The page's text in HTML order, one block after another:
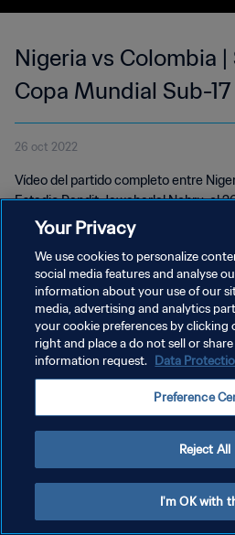
Nigeria vs Colombia |
Copa Mundial Sub-17
India 2022™ | Partido
26 oct 2022
Vídeo del partido completo entre
Estadio Pandit Jawaharlal Nehru, el
16:30 (hora local).
POLÍTICA DE PRIVACIDAD
TÉRMINOS DE SERVICIO
AJUSTAR LA CONFIGURACIÓN DE LAS
Your Privacy
We use cookies to personalize
social media features and analyse
information about your use of our
media, advertising and analytics
your cookie preferences by
right and place a do not sell or
information request. Data
Preference
Reject All
I'm OK with